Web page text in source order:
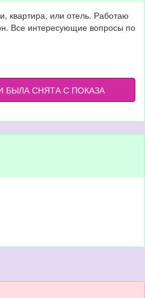
квартира, или отель. Работаю
Все интересующие вопросы по
БЫЛА СНЯТА С ПОКАЗА